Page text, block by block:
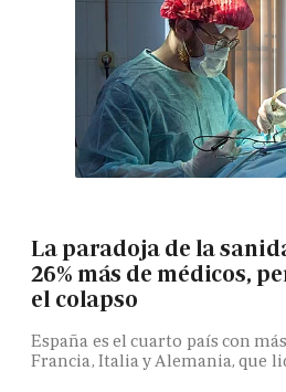
La paradoja de la
26% más de médicos,
el colapso
España es el cuarto país con
Francia, Italia y Alemania, que